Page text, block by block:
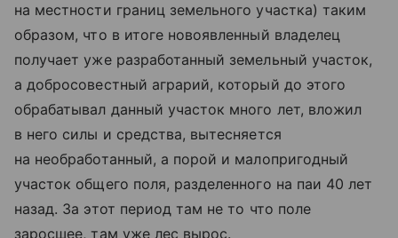
на местности границ земельного участка) таким
образом, что в итоге новоявленный владелец
получает уже разработанный земельный участок,
а добросовестный аграрий, который до этого
обрабатывал данный участок много лет, вложил
в него силы и средства, вытесняется
на необработанный, а порой и малопригодный
участок общего поля, разделенного на паи 40 лет
назад. За этот период там не то что поле
заросшее, там уже лес вырос.